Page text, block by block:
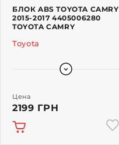
БЛОК ABS TOYOTA CAMRY
2015-2017 4405006280
TOYOTA CAMRY
Toyota
Цена
2199 ГРН